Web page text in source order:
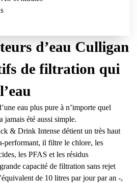
d’eau Culligan
de filtration qui
eau plus pure à n’importe quel
jamais été aussi simple.
& Drink Intense détient un très haut
performant, il filtre le chlore, les
les PFAS et les résidus
capacité de filtration sans rejet
de 10 litres par jour par an -,